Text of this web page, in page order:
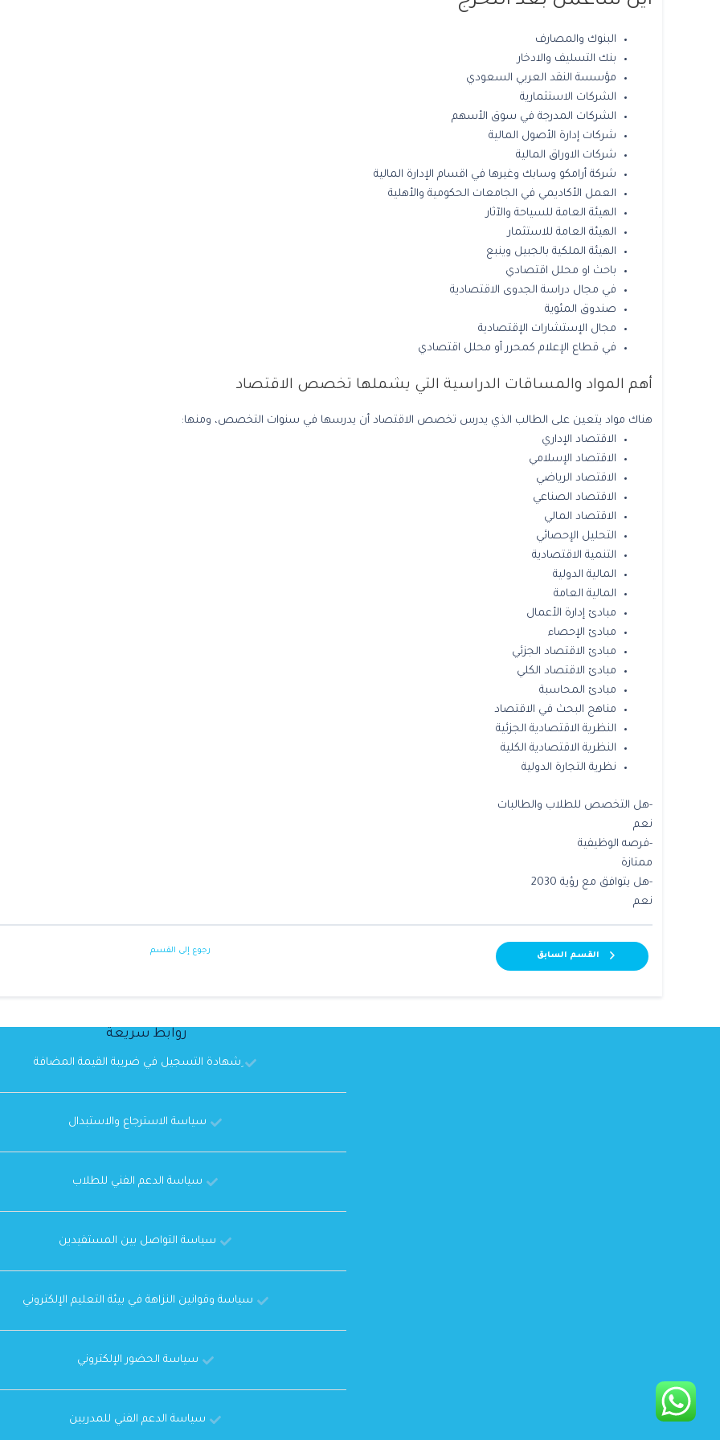
البنوك والمصارف
بنك التسليف والادخار
مؤسسة النقد العربي السعودي
الشركات الاستثمارية
الشركات المدرجة في سوق الأسهم
شركات إدارة الأصول المالية
شركات الاوراق المالية
شركة أرامكو وسابك وغيرها في اقسام الإدارة المالية
العمل الأكاديمي في الجامعات الحكومية والأهلية
الهيئة العامة للسياحة والآثار
الهيئة العامة للاستثمار
الهيئة الملكية بالجبيل وينبع
باحث او محلل اقتصادي
في مجال دراسة الجدوى الاقتصادية
صندوق المئوية
مجال الإستشارات الإقتصادية
في قطاع الإعلام كمحرر أو محلل اقتصادي
أهم المواد والمساقات الدراسية التي يشملها تخصص الاقتصاد
هناك مواد يتعين على الطالب الذي يدرس تخصص الاقتصاد أن يدرسها في سنوات التخصص، ومنها:
الاقتصاد الإداري
الاقتصاد الإسلامي
الاقتصاد الرياضي
الاقتصاد الصناعي
الاقتصاد المالي
التحليل الإحصائي
التنمية الاقتصادية
المالية الدولية
المالية العامة
مبادئ إدارة الأعمال
مبادئ الإحصاء
مبادئ الاقتصاد الجزئي
مبادئ الاقتصاد الكلي
مبادئ المحاسبة
مناهج البحث في الاقتصاد
النظرية الاقتصادية الجزئية
النظرية الاقتصادية الكلية
نظرية التجارة الدولية
-هل التخصص للطلاب والطالبات
نعم
-فرصه الوظيفية
ممتازة
-هل يتوافق مع رؤية 2030
نعم
القسم السابق
رجوع إلى القسم
روابط سريعة
ِشهادة التسجيل في ضريبة القيمة المضافة
سياسة الاسترجاع والاستبدال
سياسة الدعم الفني للطلاب
سياسة التواصل بين المستفيدين
سياسة وقوانين النزاهة في بيئة التعليم الإلكتروني
سياسة الحضور الإلكتروني
سياسة الدعم الفني للمدربين